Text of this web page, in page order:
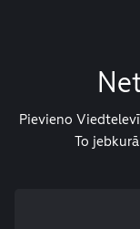
Pievieno
To